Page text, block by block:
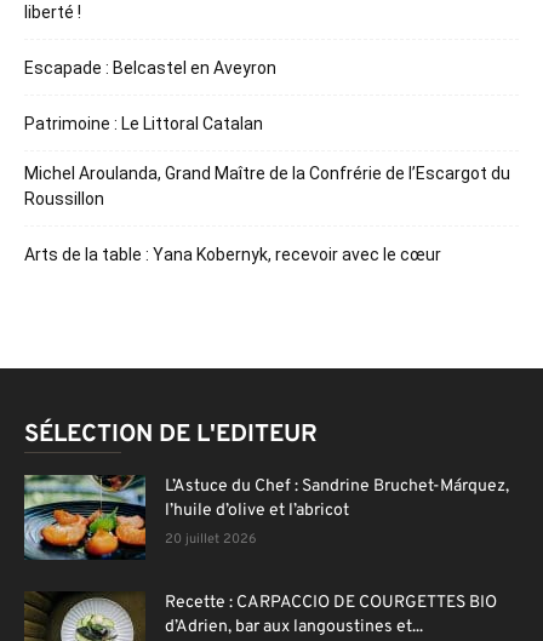
liberté !
Escapade : Belcastel en Aveyron
Patrimoine : Le Littoral Catalan
Michel Aroulanda, Grand Maître de la Confrérie de l’Escargot du
Roussillon
Arts de la table : Yana Kobernyk, recevoir avec le cœur
SÉLECTION DE L'EDITEUR
L’Astuce du Chef : Sandrine Bruchet-Márquez,
l’huile d’olive et l’abricot
20 juillet 2026
Recette : CARPACCIO DE COURGETTES BIO
d’Adrien, bar aux langoustines et...